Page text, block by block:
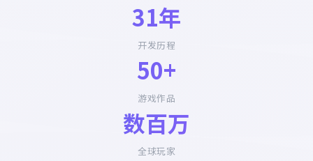
31年
开发历程
50+
游戏作品
数百万
全球玩家